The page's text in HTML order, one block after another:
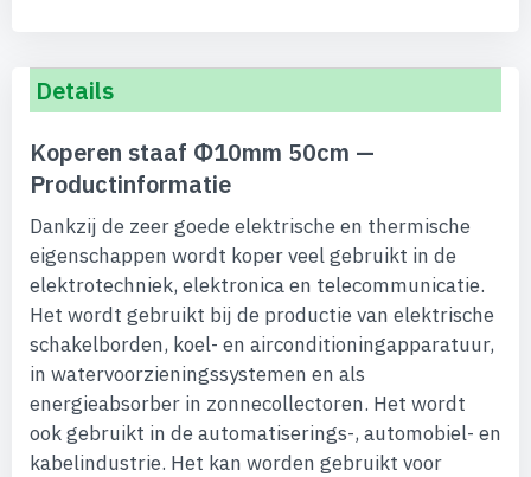
Details
Koperen staaf Φ10mm 50cm —
Productinformatie
Dankzij de zeer goede elektrische en thermische
eigenschappen wordt koper veel gebruikt in de
elektrotechniek, elektronica en telecommunicatie.
Het wordt gebruikt bij de productie van elektrische
schakelborden, koel- en airconditioningapparatuur,
in watervoorzieningssystemen en als
energieabsorber in zonnecollectoren. Het wordt
ook gebruikt in de automatiserings-, automobiel- en
kabelindustrie. Het kan worden gebruikt voor